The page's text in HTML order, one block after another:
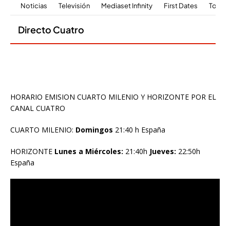
HORARIO EMISION CUARTO MILENIO Y HORIZONTE POR EL
CANAL CUATRO
CUARTO MILENIO: Domingos 21:40 h España
HORIZONTE Lunes a Miércoles: 21:40h Jueves: 22:50h
España